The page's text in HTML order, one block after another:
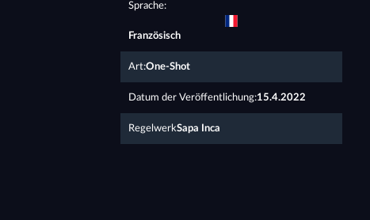
Sprache:
Französisch
Art:One-Shot
Datum der Veröffentlichung:15.4.2022
RegelwerkSapa Inca